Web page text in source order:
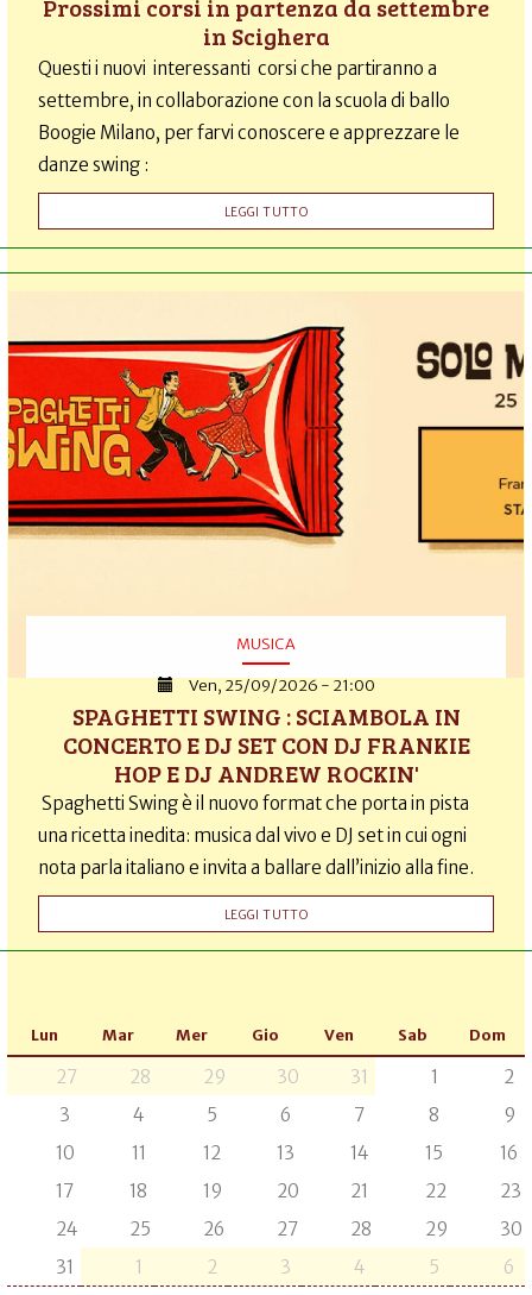
in Scighera
Questi i nuovi interessanti corsi che partiranno a
settembre, in collaborazione con la scuola di ballo
Boogie Milano, per farvi conoscere e apprezzare le
danze swing :
LEGGI TUTTO
MUSICA
Ven, 25/09/2026 - 21:00
SPAGHETTI SWING : SCIAMBOLA IN
CONCERTO E DJ SET CON DJ FRANKIE
HOP E DJ ANDREW ROCKIN'
Spaghetti Swing è il nuovo format che porta in pista
una ricetta inedita: musica dal vivo e DJ set in cui ogni
nota parla italiano e invita a ballare dall’inizio alla fine.
LEGGI TUTTO
Lun Mar Mer Gio Ven Sab Dom
27 28 29 30 31 1
2
3
4 5 6 7 8
9
10
11 12 13 14 15
16
17
18 19 20 21 22
23
24
25 26 27 28 29
30
31
1 2 3 4 5 6